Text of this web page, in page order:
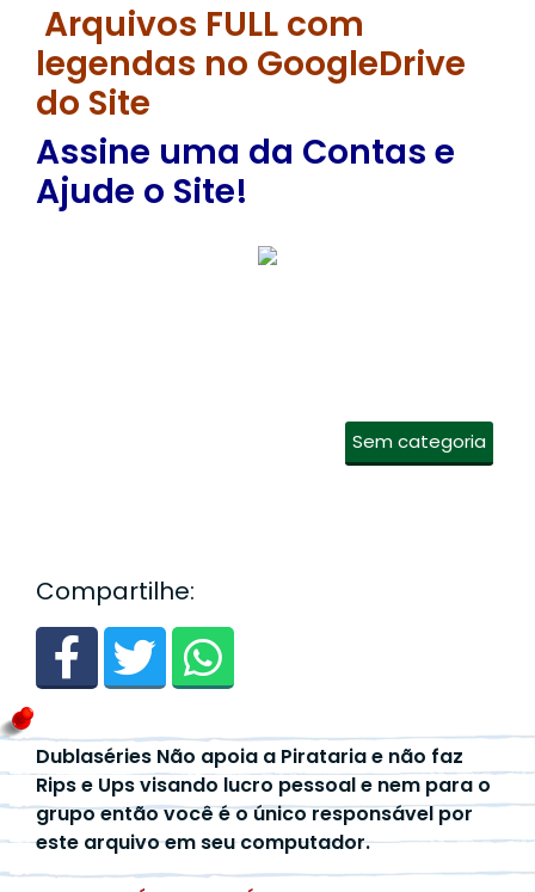
Arquivos FULL com
legendas no GoogleDrive
do Site
Assine uma da Contas e
Ajude o Site!
Sem categoria
Compartilhe:
Dublaséries Não apoia a Pirataria e não faz
Rips e Ups visando lucro pessoal e nem para o
grupo então você é o único responsável por
este arquivo em seu computador.